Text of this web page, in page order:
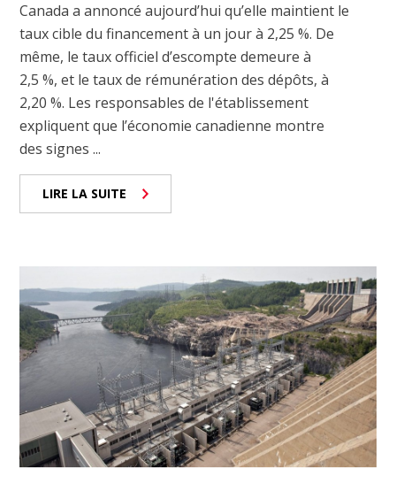
Canada a annoncé aujourd’hui qu’elle maintient le
taux cible du financement à un jour à 2,25 %. De
même, le taux officiel d’escompte demeure à
2,5 %, et le taux de rémunération des dépôts, à
2,20 %. Les responsables de l'établissement
expliquent que l’économie canadienne montre
des signes ...
LIRE LA SUITE